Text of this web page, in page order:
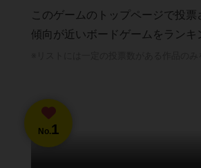
このゲームのトップページで投
傾向が近いボードゲームをランキ
No.1